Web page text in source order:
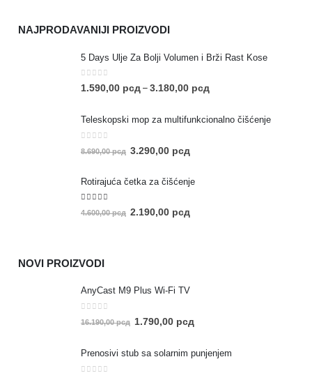
NAJPRODAVANIJI PROIZVODI
5 Days Ulje Za Bolji Volumen i Brži Rast Kose
0 out of 5
1.590,00 рсд – 3.180,00 рсд
Teleskopski mop za multifunkcionalno čišćenje
8.690,00рсд 3.290,00 рсд
Rotirajuća četka za čišćenje
5.00out of 5
4.600,00рсд 2.190,00 рсд
NOVI PROIZVODI
AnyCast M9 Plus Wi-Fi TV
16.190,00рсд 1.790,00 рсд
Prenosivi stub sa solarnim punjenjem